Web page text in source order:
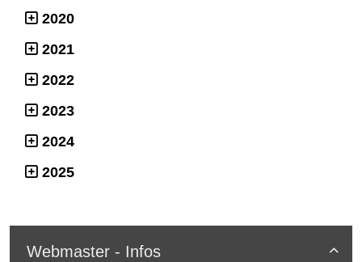
2020
2021
2022
2023
2024
2025

Webmaster - Infos